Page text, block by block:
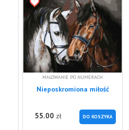
MALOWANIE PO NUMERACH
Nieposkromiona miłość
55.00 zł DO KOSZYKA